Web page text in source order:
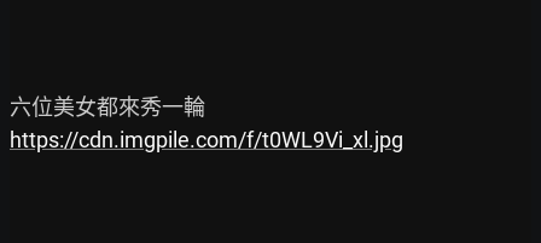
https://cdn.imgpile.com/f/t0WL9Vi_xl.jpg